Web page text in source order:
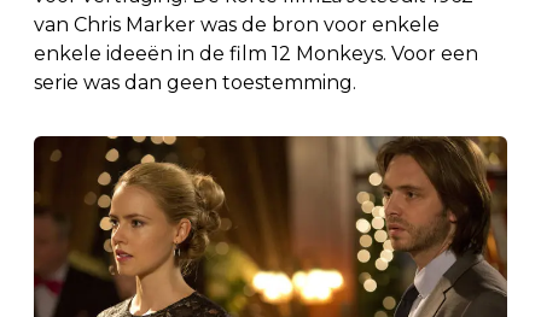
van Chris Marker was de bron voor enkele
enkele ideeën in de film 12 Monkeys. Voor een
serie was dan geen toestemming.